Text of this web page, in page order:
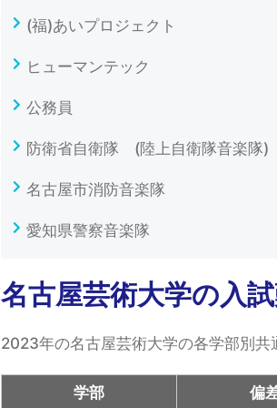
(福)あいプロジェクト
ヒューマンテック
公務員
防衛省自衛隊 (陸上自衛隊音楽隊)
名古屋市消防音楽隊
愛知県警察音楽隊
名古屋芸術大学の入
2023年の名古屋芸術大学の各学部別
学部 偏